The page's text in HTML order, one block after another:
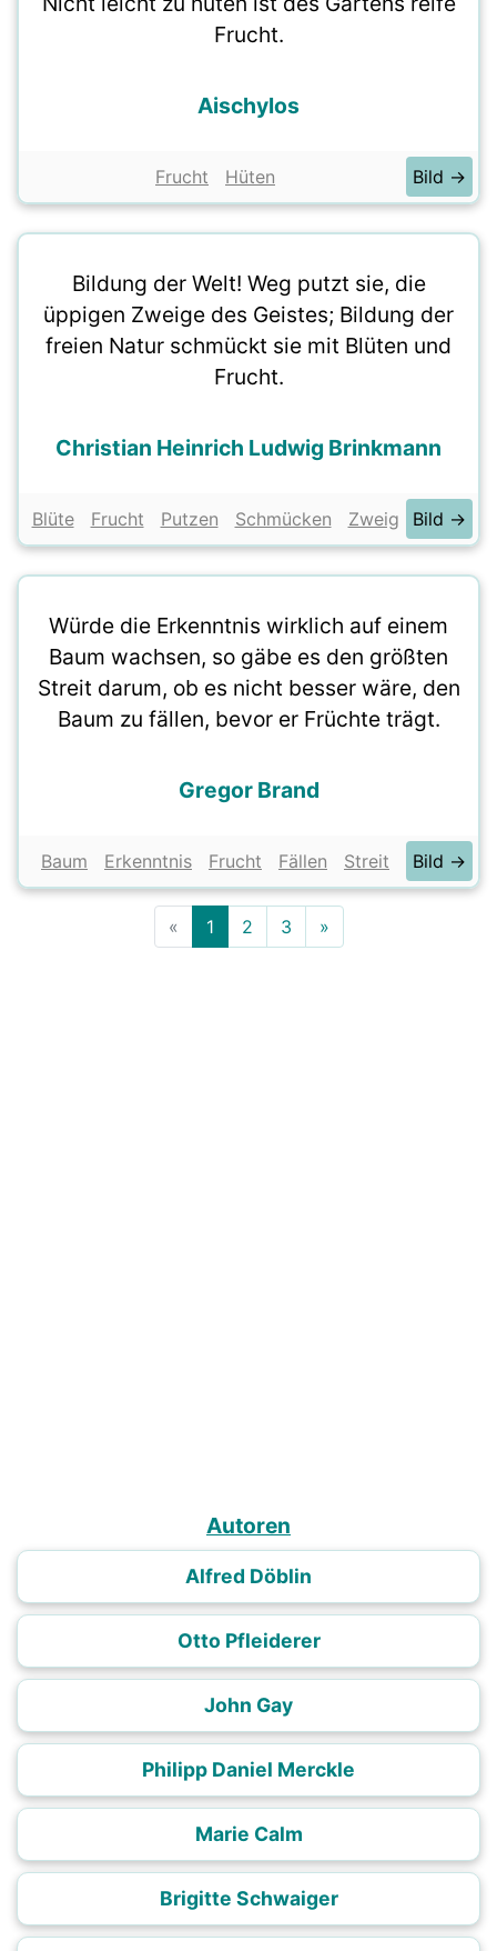
Frucht.
Aischylos
Frucht Hüten Bild →
Bildung der Welt! Weg putzt sie, die
üppigen Zweige des Geistes; Bildung der
freien Natur schmückt sie mit Blüten und
Frucht.
Christian Heinrich Ludwig Brinkmann
Blüte Frucht Putzen Schmücken Zweig Bild →
Würde die Erkenntnis wirklich auf einem
Baum wachsen, so gäbe es den größten
Streit darum, ob es nicht besser wäre, den
Baum zu fällen, bevor er Früchte trägt.
Gregor Brand
Baum Erkenntnis Frucht Fällen Streit Bild →
« 1 2 3 »
Autoren
Alfred Döblin
Otto Pfleiderer
John Gay
Philipp Daniel Merckle
Marie Calm
Brigitte Schwaiger